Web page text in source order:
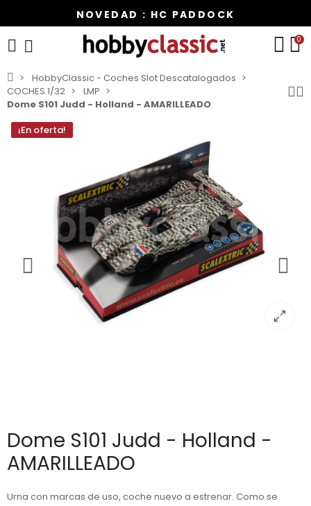
NOVEDAD : HC PADDOCK
0
HobbyClassic - Coches Slot Descatalogados
COCHES 1/32
LMP
Dome S101 Judd - Holland - AMARILLEADO
¡En oferta!
Dome S101 Judd - Holland -
AMARILLEADO
Urna con marcas de uso, coche nuevo a estrenar. Como se